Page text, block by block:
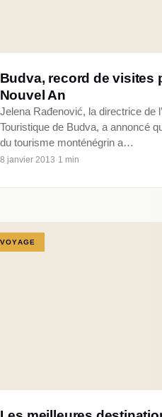
Budva, record de visites
Nouvel An
Jelena Rađenović, la directrice de
Touristique de Budva, a annoncé
du tourisme monténégrin a…
8 janvier 2013·1 min
VOYAGE